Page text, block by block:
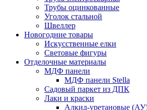
Трубы оцинкованные
Уголок стальной
Швеллер
Новогодние товары
Искусственные елки
Световые фигуры
Отделочные материалы
МДФ панели
МДФ панели Stella
Садовый паркет из ДПК
Лаки и краски
Алкид-уретановые